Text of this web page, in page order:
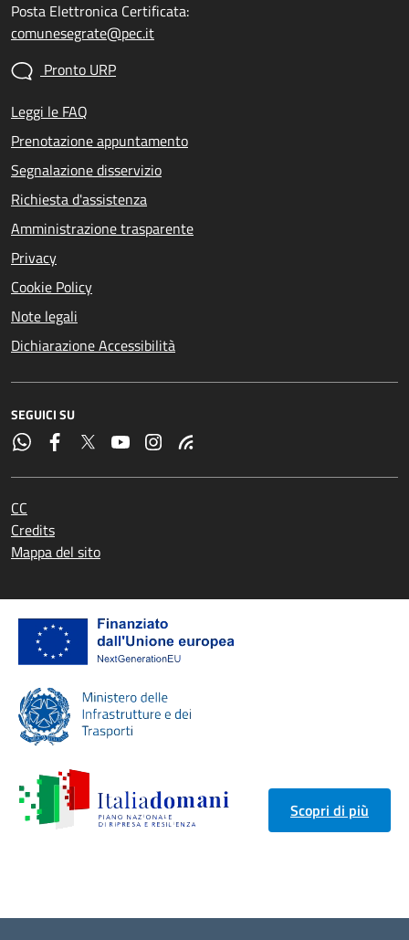
Posta Elettronica Certificata:
comunesegrate@pec.it
Pronto URP
Leggi le FAQ
Prenotazione appuntamento
Segnalazione disservizio
Richiesta d'assistenza
Amministrazione trasparente
Privacy
Cookie Policy
Note legali
Dichiarazione Accessibilità
SEGUICI SU
CC
Credits
Mappa del sito
Scopri di più